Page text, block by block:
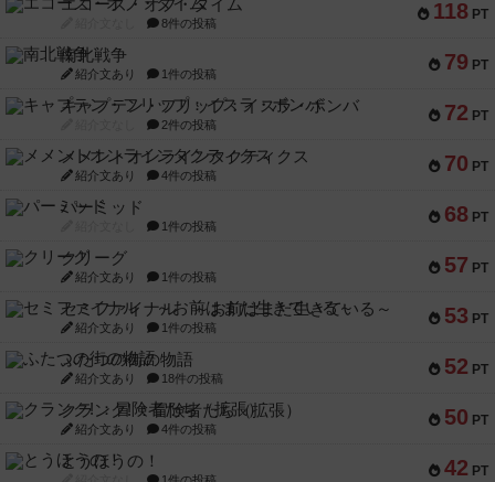
118 PT
エコーズ・オブ・タイム
8件の投稿
79 PT
南北戦争
紹介文あり 1件の投稿
72 PT
キャプテン・フリップ：イスラ・ボンバ
2件の投稿
70 PT
メメントオンラインタクティクス
紹介文あり 4件の投稿
68 PT
パーミッド
1件の投稿
57 PT
クリーグ
紹介文あり 1件の投稿
53 PT
セミファイナル ～お前はまだ生きている～
紹介文あり 1件の投稿
52 PT
ふたつの街の物語
紹介文あり 18件の投稿
50 PT
クランク! ：冒険者たち（拡張）
紹介文あり 4件の投稿
42 PT
とうほうの！